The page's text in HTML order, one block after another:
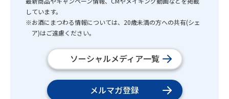
しています。
※お酒にまつわる情報については、20歳未満の方への共有(シェ
ア)はご遠慮ください。
ソーシャルメディア一覧
メルマガ登録